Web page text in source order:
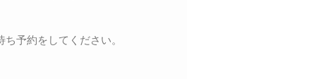
予約をしてください。